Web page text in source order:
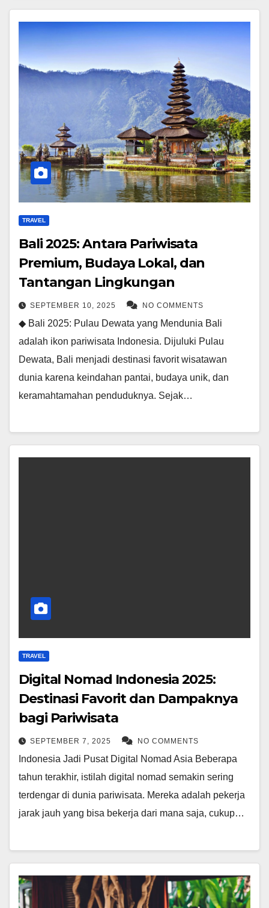
TRAVEL
Bali 2025: Antara Pariwisata
Premium, Budaya Lokal, dan
Tantangan Lingkungan
SEPTEMBER 10, 2025 NO COMMENTS
◆ Bali 2025: Pulau Dewata yang Mendunia Bali
adalah ikon pariwisata Indonesia. Dijuluki Pulau
Dewata, Bali menjadi destinasi favorit wisatawan
dunia karena keindahan pantai, budaya unik, dan
keramahtamahan penduduknya. Sejak…
TRAVEL
Digital Nomad Indonesia 2025:
Destinasi Favorit dan Dampaknya
bagi Pariwisata
SEPTEMBER 7, 2025 NO COMMENTS
Indonesia Jadi Pusat Digital Nomad Asia Beberapa
tahun terakhir, istilah digital nomad semakin sering
terdengar di dunia pariwisata. Mereka adalah pekerja
jarak jauh yang bisa bekerja dari mana saja, cukup…